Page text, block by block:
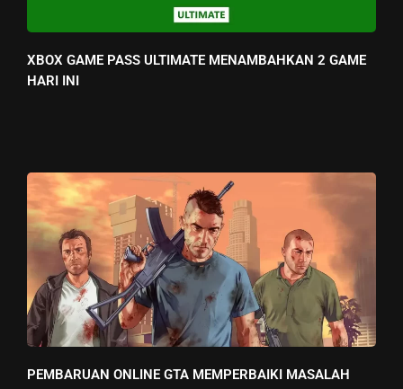
XBOX GAME PASS ULTIMATE MENAMBAHKAN 2 GAME
HARI INI
PEMBARUAN ONLINE GTA MEMPERBAIKI MASALAH